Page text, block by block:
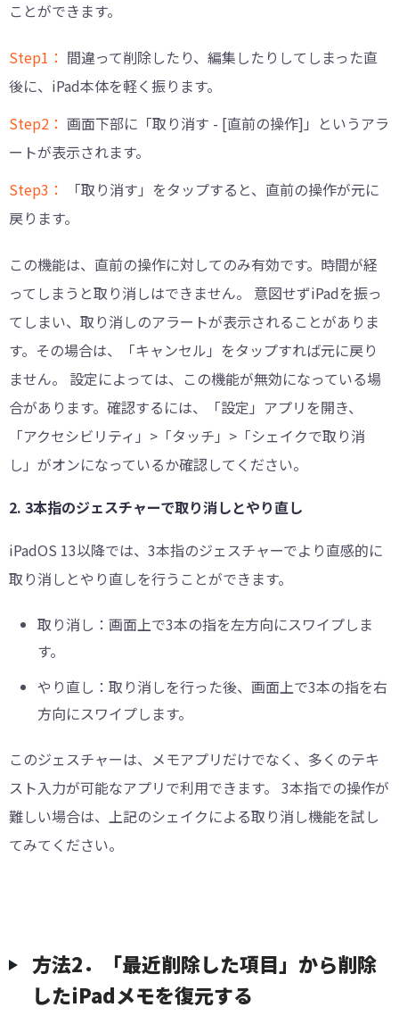
ことができます。
Step1： 間違って削除したり、編集したりしてしまった直
後に、iPad本体を軽く振ります。
Step2： 画面下部に「取り消す - [直前の操作]」というアラ
ートが表示されます。
Step3：
「取り消す」をタップすると、直前の操作が元に
戻ります。
この機能は、直前の操作に対してのみ有効です。時間が経
ってしまうと取り消しはできません。 意図せずiPadを振っ
てしまい、取り消しのアラートが表示されることがありま
す。その場合は、「キャンセル」をタップすれば元に戻り
ません。 設定によっては、この機能が無効になっている場
合があります。確認するには、「設定」アプリを開き、
「アクセシビリティ」>「タッチ」>「シェイクで取り消
し」がオンになっているか確認してください。
2. 3本指のジェスチャーで取り消しとやり直し
iPadOS 13以降では、3本指のジェスチャーでより直感的に
取り消しとやり直しを行うことができます。
取り消し：画面上で3本の指を左方向にスワイプしま
す。
やり直し：取り消しを行った後、画面上で3本の指を右
方向にスワイプします。
このジェスチャーは、メモアプリだけでなく、多くのテキ
スト入力が可能なアプリで利用できます。 3本指での操作が
難しい場合は、上記のシェイクによる取り消し機能を試し
てみてください。
方法2．「最近削除した項目」から削除
したiPadメモを復元する